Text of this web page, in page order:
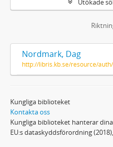
Utökade
Nordmark, Dag
http://libris.kb.se/resource/
Kungliga biblioteket
Kontakta oss
Kungliga biblioteket hanterar
EU:s dataskyddsförordning